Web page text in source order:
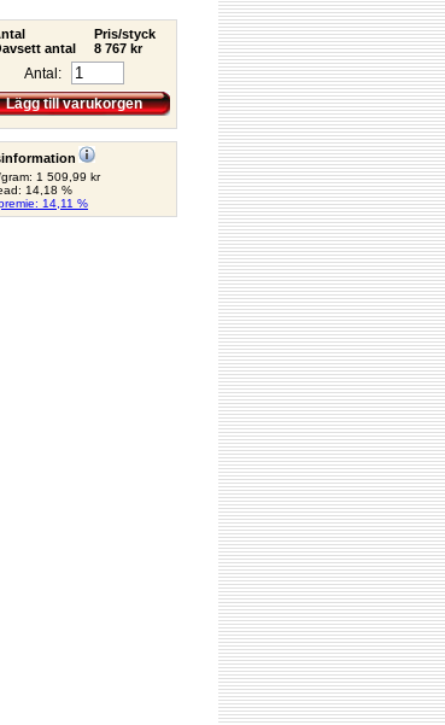
Pris/styck
antal
8 767 kr
Antal:
Lägg till varukorgen
gram: 1 509,99 kr
14,18 %
14,11 %